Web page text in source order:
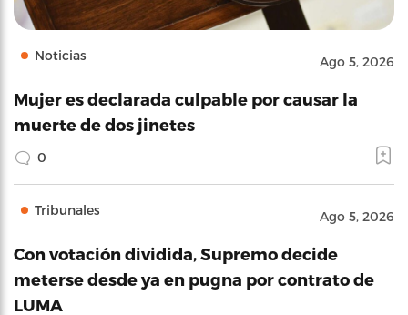
Noticias Ago 5, 2026
Mujer es declarada culpable por causar la
muerte de dos jinetes
0
Tribunales Ago 5, 2026
Con votación dividida, Supremo decide
meterse desde ya en pugna por contrato de
LUMA